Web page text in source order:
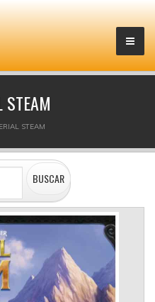
STEAM
STEAM